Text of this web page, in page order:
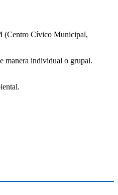
(Centro Cívico Municipal,
manera individual o grupal.